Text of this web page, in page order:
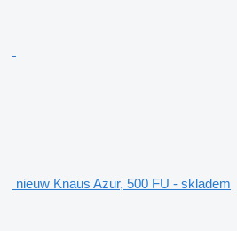
nieuw Knaus Azur, 500 FU - skladem